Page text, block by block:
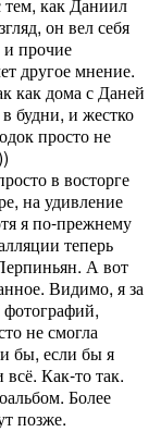
он вел себя
и прочие
другое мнение.
как дома с Даней
будни, и жестко
просто не
в восторге
на удивление
я по-прежнему
теперь
А вот
Видимо, я за
не смогла
бы, если бы я
Как-то так.
Более
позже.